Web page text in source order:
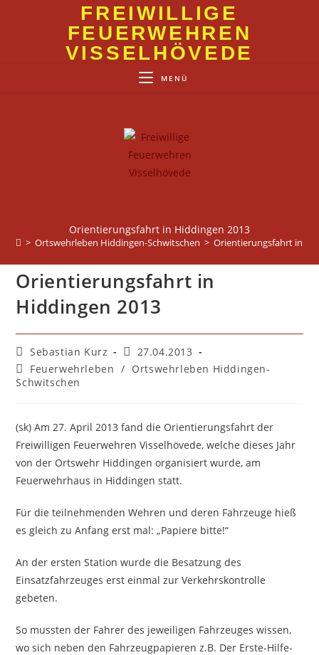
FREIWILLIGE
FEUERWEHREN
VISSELHÖVEDE
MENÜ
Orientierungsfahrt in Hiddingen 2013
> Ortswehrleben Hiddingen-Schwitschen > Orientierungsfahrt in
Orientierungsfahrt in
Hiddingen 2013
Beitrags-
Autor:
Sebastian Kurz
Beitrag
veröffentlicht:
27.04.2013
Beitrags-
Kategorie:
Feuerwehrleben / Ortswehrleben Hiddingen-
Schwitschen
(sk) Am 27. April 2013 fand die Orientierungsfahrt der
Freiwilligen Feuerwehren Visselhövede, welche dieses Jahr
von der Ortswehr Hiddingen organisiert wurde, am
Feuerwehrhaus in Hiddingen statt.
Für die teilnehmenden Wehren und deren Fahrzeuge hieß
es gleich zu Anfang erst mal: „Papiere bitte!“
An der ersten Station wurde die Besatzung des
Einsatzfahrzeuges erst einmal zur Verkehrskontrolle
gebeten.
So mussten der Fahrer des jeweiligen Fahrzeuges wissen,
wo sich neben den Fahrzeugpapieren z.B. Der Erste-Hilfe-